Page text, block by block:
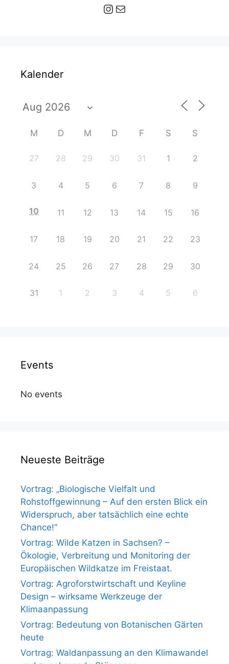
Instagram E-Mail
Kalender
M D M D F S S
27 28 29 30 31 1 2
3 4 5 6 7 8 9
10 11 12 13 14 15 16
17 18 19 20 21 22 23
24 25 26 27 28 29 30
31 1 2 3 4 5 6
Events
No events
Neueste Beiträge
Vortrag: „Biologische Vielfalt und
Rohstoffgewinnung – Auf den ersten Blick ein
Widerspruch, aber tatsächlich eine echte
Chance!“
Vortrag: Wilde Katzen in Sachsen? –
Ökologie, Verbreitung und Monitoring der
Europäischen Wildkatze im Freistaat.
Vortrag: Agroforstwirtschaft und Keyline
Design – wirksame Werkzeuge der
Klimaanpassung
Vortrag: Bedeutung von Botanischen Gärten
heute
Vortrag: Waldanpassung an den Klimawandel